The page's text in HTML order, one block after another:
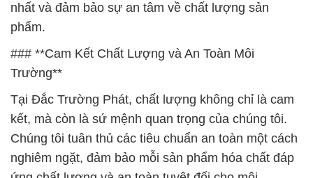
nhất và đảm bảo sự an tâm về chất lượng sản
phẩm.
### **Cam Kết Chất Lượng và An Toàn Môi
Trường**
Tại Đắc Trường Phát, chất lượng không chỉ là cam
kết, mà còn là sứ mệnh quan trọng của chúng tôi.
Chúng tôi tuân thủ các tiêu chuẩn an toàn một cách
nghiêm ngặt, đảm bảo mỗi sản phẩm hóa chất đáp